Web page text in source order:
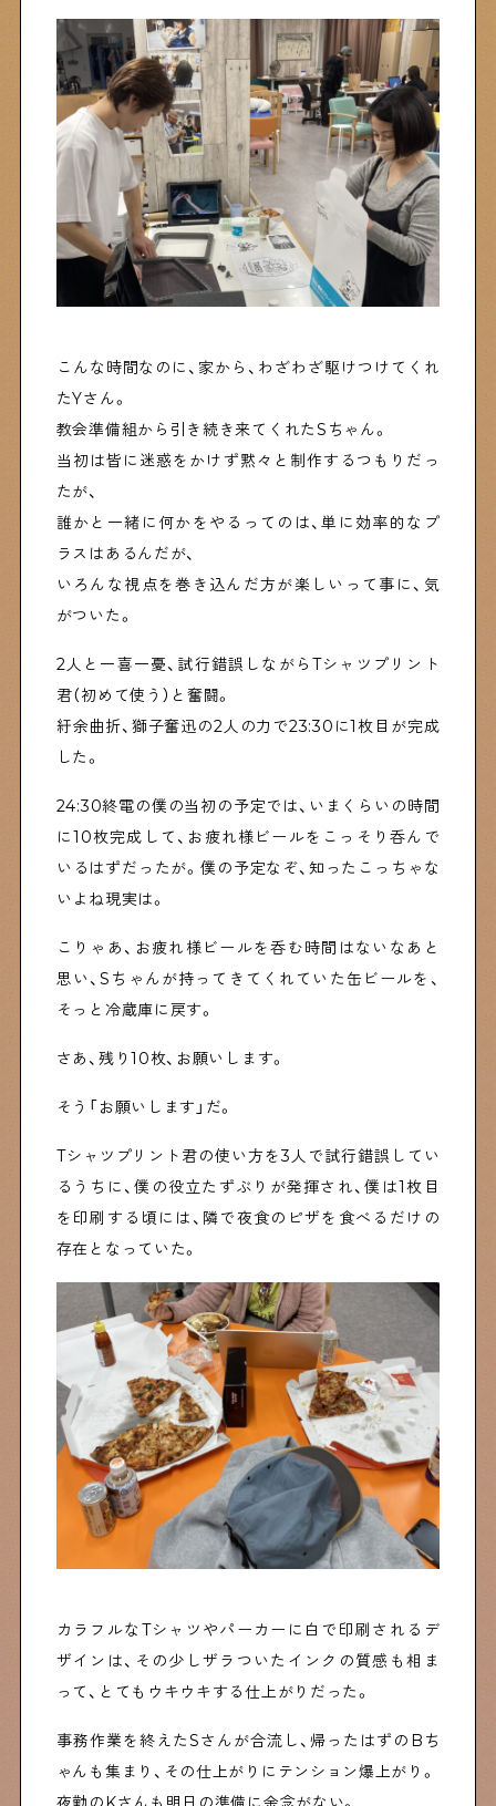
こんな時間なのに、家から、わざわざ駆けつけてくれ
たYさん。
教会準備組から引き続き来てくれたSちゃん。
当初は皆に迷惑をかけず黙々と制作するつもりだっ
たが、
誰かと一緒に何かをやるってのは、単に効率的なプ
ラスはあるんだが、
いろんな視点を巻き込んだ方が楽しいって事に、気
がついた。
2人と一喜一憂、試行錯誤しながらTシャツプリント
君（初めて使う）と奮闘。
紆余曲折、獅子奮迅の2人の力で23:30に1枚目が完成
した。
24:30終電の僕の当初の予定では、いまくらいの時間
に10枚完成して、お疲れ様ビールをこっそり呑んで
いるはずだったが。僕の予定なぞ、知ったこっちゃな
いよね現実は。
こりゃあ、お疲れ様ビールを呑む時間はないなあと
思い、Sちゃんが持ってきてくれていた缶ビールを、
そっと冷蔵庫に戻す。
さあ、残り10枚、お願いします。
そう「お願いします」だ。
Tシャツプリント君の使い方を3人で試行錯誤してい
るうちに、僕の役立たずぶりが発揮され、僕は1枚目
を印刷する頃には、隣で夜食のピザを食べるだけの
存在となっていた。
カラフルなTシャツやパーカーに白で印刷されるデ
ザインは、その少しザラついたインクの質感も相ま
って、とてもウキウキする仕上がりだった。
事務作業を終えたSさんが合流し、帰ったはずのBち
ゃんも集まり、その仕上がりにテンション爆上がり。